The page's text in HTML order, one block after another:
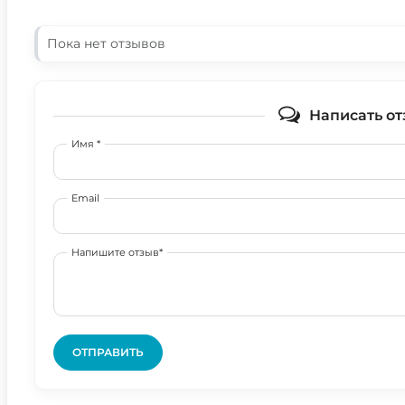
Пока нет отзывов
Написать
Имя *
Email
Напишите отзыв*
ОТПРАВИТЬ